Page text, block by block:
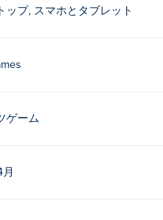
ップ, スマホとタブレット
ゲーム